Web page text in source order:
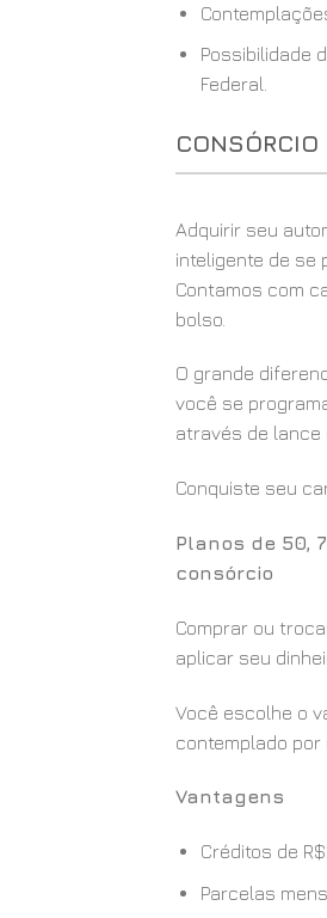
Possibilidade
Federal.
Adquirir seu
inteligente de se
Contamos com
bolso.
O grande
você se
através de lance
Conquiste seu
Planos de 50,
consórcio
Comprar ou
aplicar seu
Você escolhe o
contemplado por
Vantagens
Créditos de
Parcelas